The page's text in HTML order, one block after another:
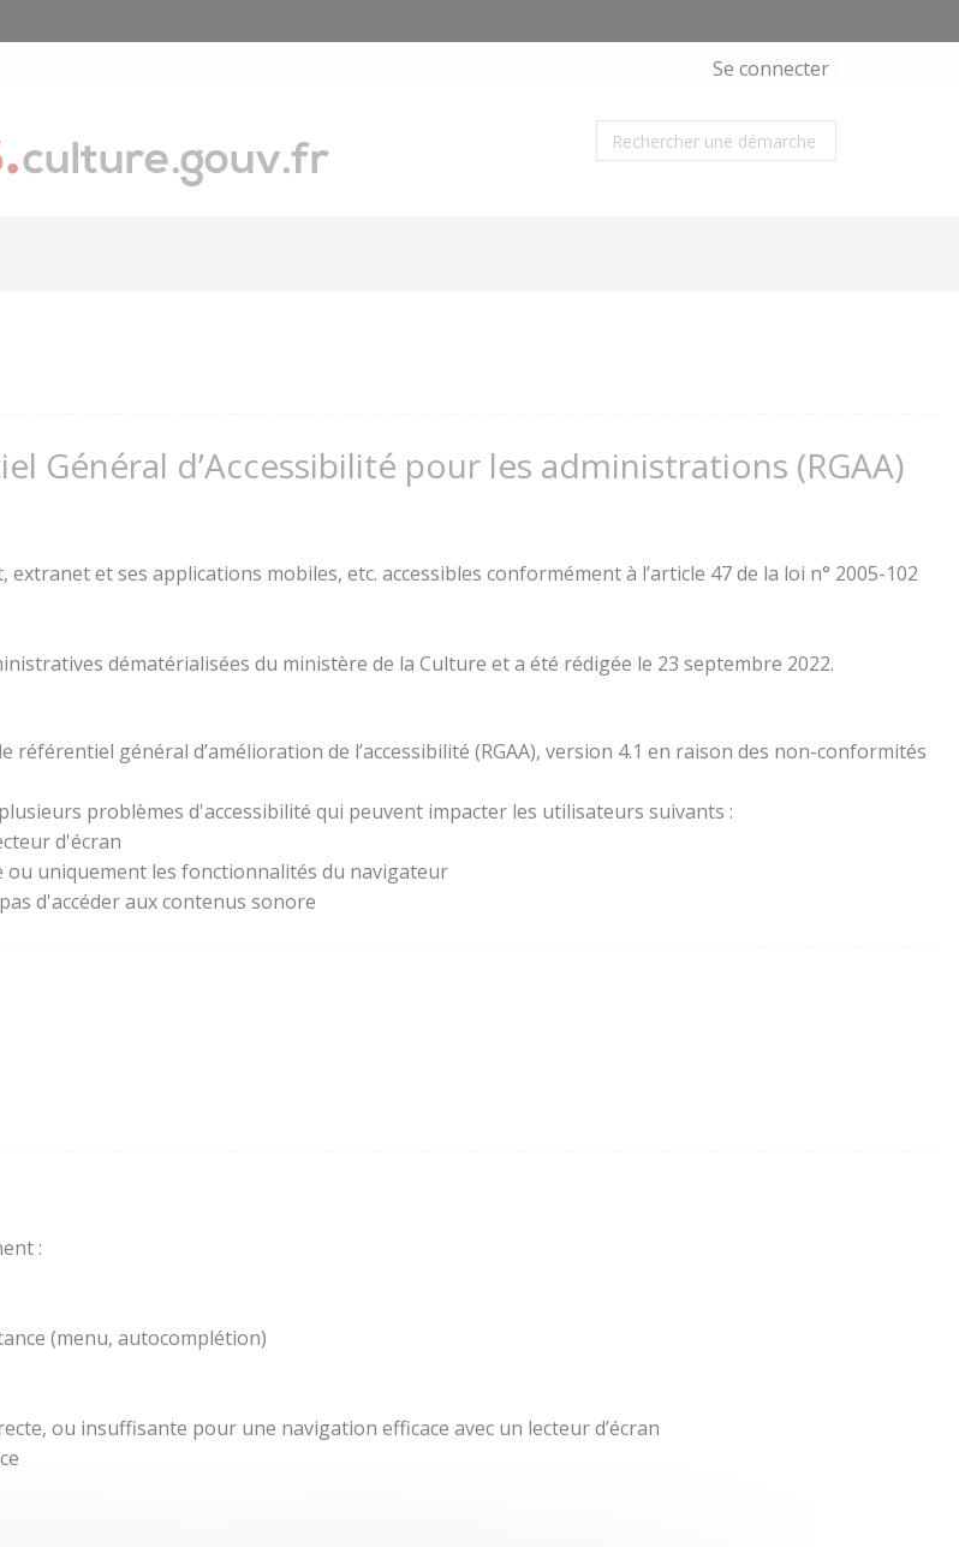
Se connecter
Général d’Accessibilité pour les administrations (RGAA)
et ses applications mobiles, etc. accessibles conformément à l’article 47 de la loi n° 2005-102
dématérialisées du ministère de la Culture et a été rédigée le 23 septembre 2022.
général d’amélioration de l’accessibilité (RGAA), version 4.1 en raison des non-conformités
problèmes d'accessibilité qui peuvent impacter les utilisateurs suivants :
d'écran
uniquement les fonctionnalités du navigateur
d'accéder aux contenus sonore
:
(menu, autocomplétion)
ou insuffisante pour une navigation efficace avec un lecteur d’écran